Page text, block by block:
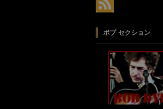
ボブ セクション